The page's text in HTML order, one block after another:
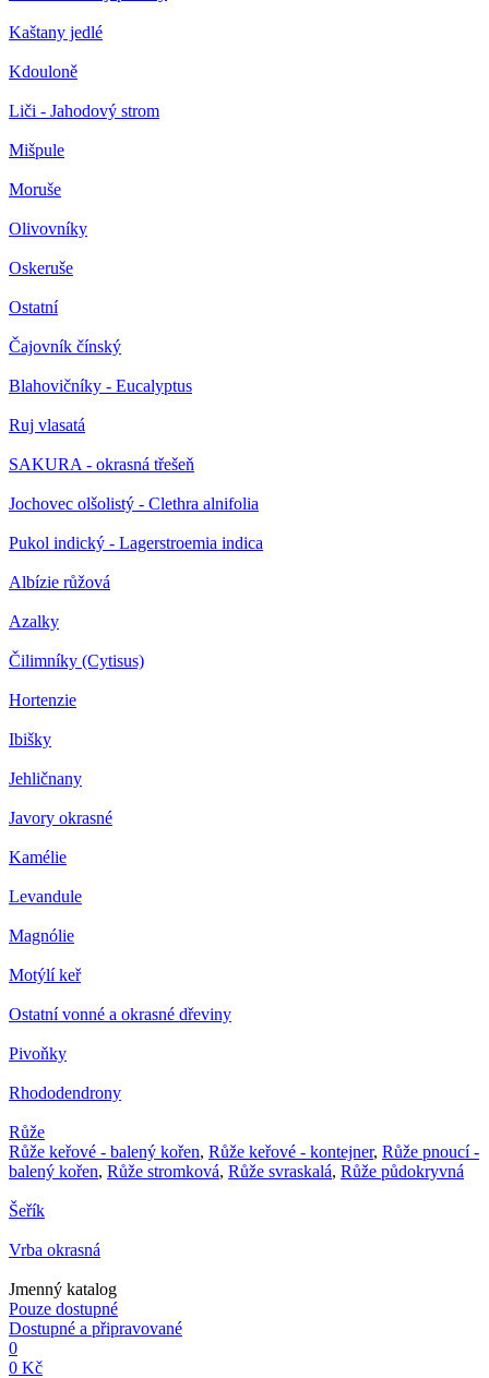
Kaštany jedlé
Kdouloně
Liči - Jahodový strom
Mišpule
Moruše
Olivovníky
Oskeruše
Ostatní
Čajovník čínský
Blahovičníky - Eucalyptus
Ruj vlasatá
SAKURA - okrasná třešeň
Jochovec olšolistý - Clethra alnifolia
Pukol indický - Lagerstroemia indica
Albízie růžová
Azalky
Čilimníky (Cytisus)
Hortenzie
Ibišky
Jehličnany
Javory okrasné
Kamélie
Levandule
Magnólie
Motýlí keř
Ostatní vonné a okrasné dřeviny
Pivoňky
Rhododendrony
Růže
Růže keřové - balený kořen, Růže keřové - kontejner, Růže pnoucí -
balený kořen, Růže stromková, Růže svraskalá, Růže půdokryvná
Šeřík
Vrba okrasná
Jmenný katalog
Pouze dostupné
Dostupné a připravované
0
0 Kč